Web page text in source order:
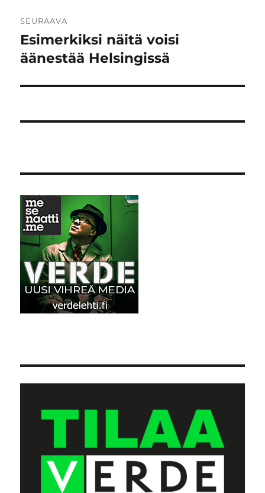
SEURAAVA
Seuraava
artikkeli:
Esimerkiksi näitä voisi
äänestää Helsingissä